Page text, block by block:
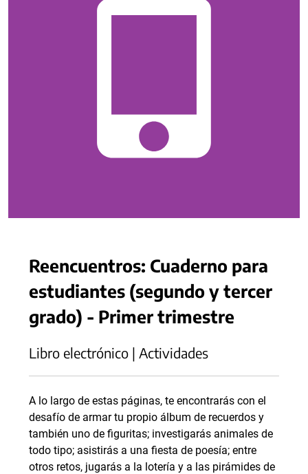
Reencuentros: Cuaderno para
estudiantes (segundo y tercer
grado) - Primer trimestre
Libro electrónico | Actividades
A lo largo de estas páginas, te encontrarás con el
desafío de armar tu propio álbum de recuerdos y
también uno de figuritas; investigarás animales de
todo tipo; asistirás a una fiesta de poesía; entre
otros retos, jugarás a la lotería y a las pirámides de